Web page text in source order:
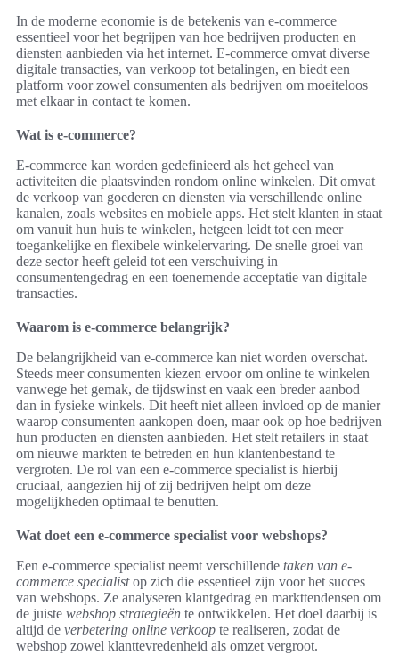
In de moderne economie is de betekenis van e-commerce
essentieel voor het begrijpen van hoe bedrijven producten en
diensten aanbieden via het internet. E-commerce omvat diverse
digitale transacties, van verkoop tot betalingen, en biedt een
platform voor zowel consumenten als bedrijven om moeiteloos
met elkaar in contact te komen.
Wat is e-commerce?
E-commerce kan worden gedefinieerd als het geheel van
activiteiten die plaatsvinden rondom online winkelen. Dit omvat
de verkoop van goederen en diensten via verschillende online
kanalen, zoals websites en mobiele apps. Het stelt klanten in staat
om vanuit hun huis te winkelen, hetgeen leidt tot een meer
toegankelijke en flexibele winkelervaring. De snelle groei van
deze sector heeft geleid tot een verschuiving in
consumentengedrag en een toenemende acceptatie van digitale
transacties.
Waarom is e-commerce belangrijk?
De belangrijkheid van e-commerce kan niet worden overschat.
Steeds meer consumenten kiezen ervoor om online te winkelen
vanwege het gemak, de tijdswinst en vaak een breder aanbod
dan in fysieke winkels. Dit heeft niet alleen invloed op de manier
waarop consumenten aankopen doen, maar ook op hoe bedrijven
hun producten en diensten aanbieden. Het stelt retailers in staat
om nieuwe markten te betreden en hun klantenbestand te
vergroten. De rol van een e-commerce specialist is hierbij
cruciaal, aangezien hij of zij bedrijven helpt om deze
mogelijkheden optimaal te benutten.
Wat doet een e-commerce specialist voor webshops?
Een e-commerce specialist neemt verschillende taken van e-
commerce specialistop zich die essentieel zijn voor het succes
van webshops. Ze analyseren klantgedrag en markttendensen om
de juiste webshop strategieën te ontwikkelen. Het doel daarbij is
altijd de verbetering online verkoop te realiseren, zodat de
webshop zowel klanttevredenheid als omzet vergroot.